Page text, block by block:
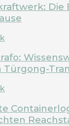
Die
Türgong-